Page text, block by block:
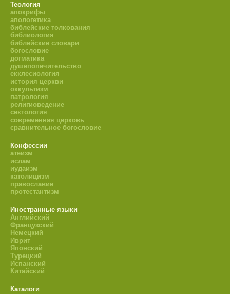
Теология
апокрифы
апологетика
библейские толкования
библиология
библейские словари
богословие
догматика
душепопечительство
екклесиология
история церкви
оккультизм
патрология
религиоведение
сектология
современная церковь
сравнительное богословие
Конфессии
атеизм
ислам
иудаизм
католицизм
православие
протестантизм
Иностранные языки
Английский
Французский
Немецкий
Иврит
Японский
Турецкий
Испанский
Китайский
Каталоги